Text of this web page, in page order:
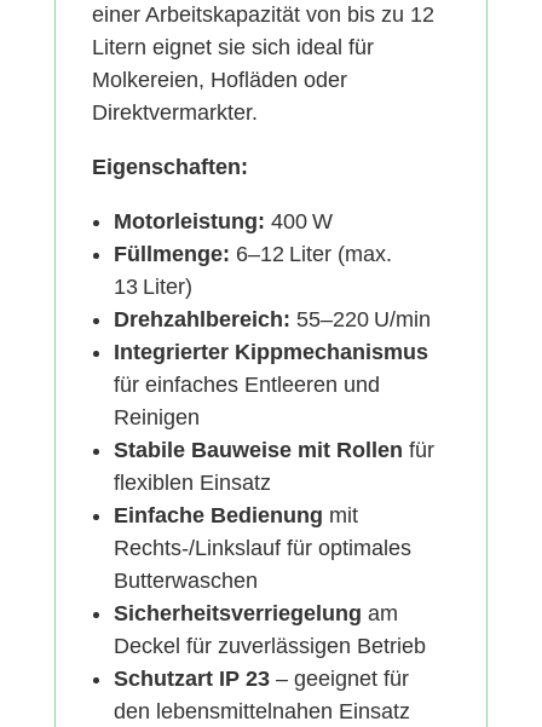
einer Arbeitskapazität von bis zu 12
Litern eignet sie sich ideal für
Molkereien, Hofläden oder
Direktvermarkter.
Eigenschaften:
Motorleistung: 400 W
Füllmenge: 6–12 Liter (max.
13 Liter)
Drehzahlbereich: 55–220 U/min
Integrierter Kippmechanismus
für einfaches Entleeren und
Reinigen
Stabile Bauweise mit Rollen für
flexiblen Einsatz
Einfache Bedienung mit
Rechts-/Linkslauf für optimales
Butterwaschen
Sicherheitsverriegelung am
Deckel für zuverlässigen Betrieb
Schutzart IP 23– geeignet für
den lebensmittelnahen Einsatz